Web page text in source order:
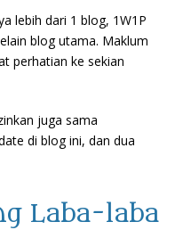
lebih dari 1 blog, 1W1P
blog utama. Maklum
perhatian ke sekian
juga sama
di blog ini, dan dua
Laba-laba